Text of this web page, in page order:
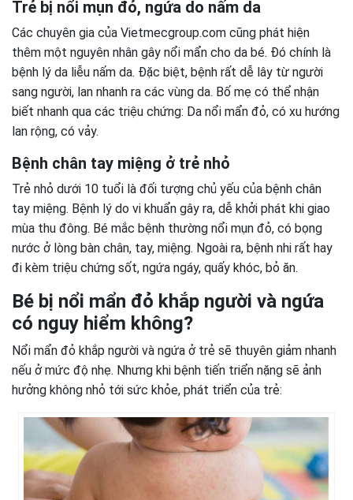
Trẻ bị nổi mụn đỏ, ngứa do nấm da
Các chuyên gia của Vietmecgroup.com cũng phát hiện
thêm một nguyên nhân gây nổi mẩn cho da bé. Đó chính là
bệnh lý da liễu nấm da. Đặc biệt, bệnh rất dễ lây từ người
sang người, lan nhanh ra các vùng da. Bố mẹ có thể nhận
biết nhanh qua các triệu chứng: Da nổi mẩn đỏ, có xu hướng
lan rộng, có vảy.
Bệnh chân tay miệng ở trẻ nhỏ
Trẻ nhỏ dưới 10 tuổi là đối tượng chủ yếu của bệnh chân
tay miệng. Bệnh lý do vi khuẩn gây ra, dễ khởi phát khi giao
mùa thu đông. Bé mắc bệnh thường nổi mụn đỏ, có bọng
nước ở lòng bàn chân, tay, miệng. Ngoài ra, bệnh nhi rất hay
đi kèm triệu chứng sốt, ngứa ngáy, quấy khóc, bỏ ăn.
Bé bị nổi mẩn đỏ khắp người và ngứa
có nguy hiểm không?
Nổi mẩn đỏ khắp người và ngứa ở trẻ sẽ thuyên giảm nhanh
nếu ở mức độ nhẹ. Nhưng khi bệnh tiến triển nặng sẽ ảnh
hưởng không nhỏ tới sức khỏe, phát triển của trẻ: